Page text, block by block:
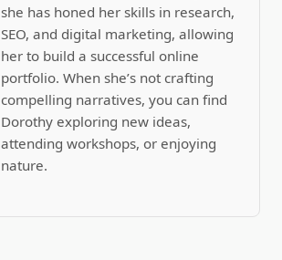
she has honed her skills in research,
SEO, and digital marketing, allowing
her to build a successful online
portfolio. When she’s not crafting
compelling narratives, you can find
Dorothy exploring new ideas,
attending workshops, or enjoying
nature.